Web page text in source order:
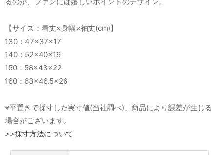
【サイズ：着丈×身幅×袖丈(cm)】
130：47×37×17
140：52×40×19
150：58×43×22
160：63×46.5×26
※平置きで採寸した実寸値(当社調べ)、商品により誤差が生じる
場合がございます。
>>採寸方法について